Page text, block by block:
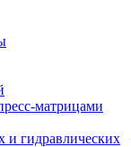
матрицами
и гидравлических